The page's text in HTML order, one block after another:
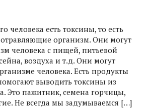
человека есть токсины, то есть
организм. Они могут
человека с пищей, питьевой
воздуха и т.д. Они могут
человека. Есть продукты
выводить токсины из
Это пажитник, семена горчицы,
Не всегда мы задумываемся […]